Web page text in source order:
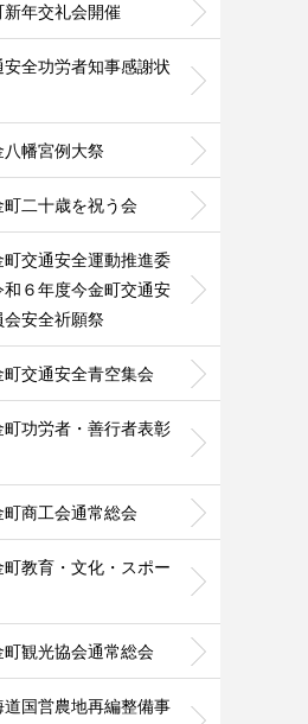
年交礼会開催
全功労者知事感謝状
幡宮例大祭
二十歳を祝う会
交通安全運動推進委
和６年度今金町交通安
安全祈願祭
交通安全青空集会
功労者・善行者表彰
商工会通常総会
教育・文化・スポー
観光協会通常総会
国営農地再編整備事